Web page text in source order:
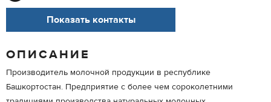
Показать контакты
ОПИСАНИЕ
Производитель молочной продукции в республике
Башкортостан. Предприятие с более чем сороколетними